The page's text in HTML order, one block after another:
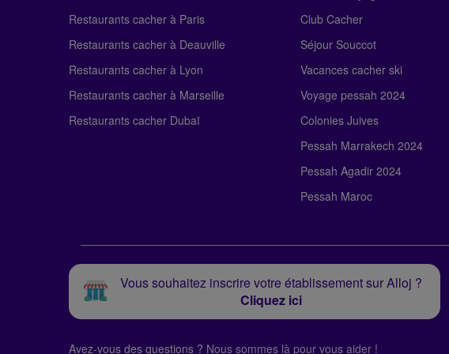
Restaurants cacher à Paris
Restaurants cacher à Deauville
Restaurants cacher à Lyon
Restaurants cacher à Marseille
Restaurants cacher Dubaï
Club Cacher
Séjour Souccot
Vacances cacher ski
Voyage pessah 2024
Colonies Juives
Pessah Marrakech 2024
Pessah Agadir 2024
Pessah Maroc
Vous souhaitez inscrire votre établissement sur Alloj ?
Cliquez ici
Avez-vous des questions ? Nous sommes là pour vous aider !